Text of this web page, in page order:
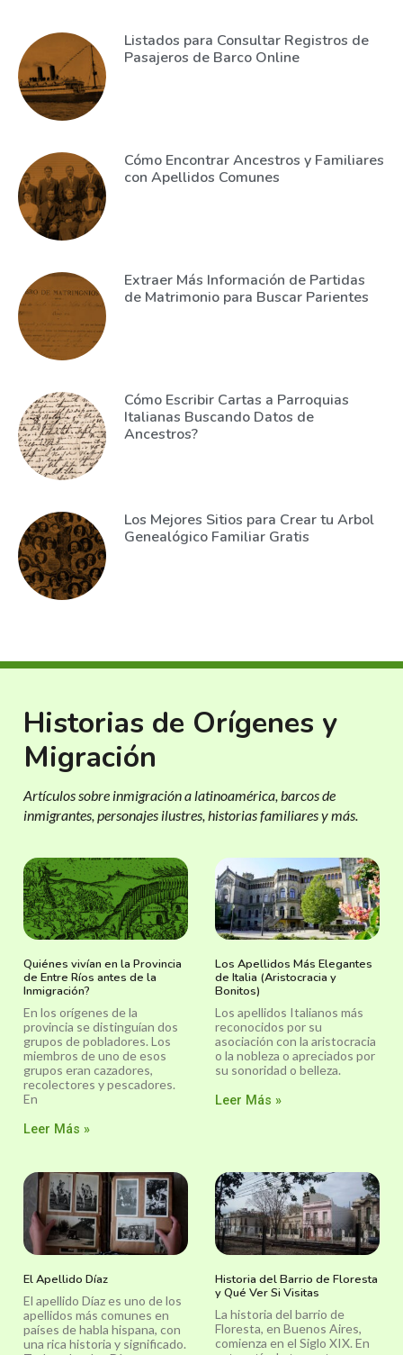
Listados para Consultar Registros de
Pasajeros de Barco Online
Cómo Encontrar Ancestros y Familiares
con Apellidos Comunes
Extraer Más Información de Partidas
de Matrimonio para Buscar Parientes
Cómo Escribir Cartas a Parroquias
Italianas Buscando Datos de
Ancestros?
Los Mejores Sitios para Crear tu Arbol
Genealógico Familiar Gratis
Historias de Orígenes y
Migración
Artículos sobre inmigración a latinoamérica, barcos de
inmigrantes, personajes ilustres, historias familiares y más.
Quiénes vivían en la Provincia
de Entre Ríos antes de la
Inmigración?
En los orígenes de la
provincia se distinguían dos
grupos de pobladores. Los
miembros de uno de esos
grupos eran cazadores,
recolectores y pescadores.
En
Leer Más »
Los Apellidos Más Elegantes
de Italia (Aristocracia y
Bonitos)
Los apellidos Italianos más
reconocidos por su
asociación con la aristocracia
o la nobleza o apreciados por
su sonoridad o belleza.
Leer Más »
El Apellido Díaz
El apellido Díaz es uno de los
apellidos más comunes en
países de habla hispana, con
una rica historia y significado.
Historia del Barrio de Floresta
y Qué Ver Si Visitas
La historia del barrio de
Floresta, en Buenos Aires,
comienza en el Siglo XIX. En